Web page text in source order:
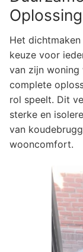
Het
keuze voor
van zijn woning
complete
rol speelt. Dit
sterke en
van
wooncomfort.